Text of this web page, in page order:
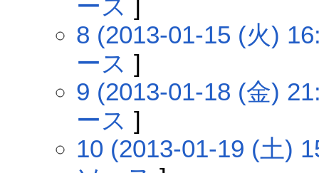
ース ]
8 (2013-01-15 (火)
ース ]
9 (2013-01-18 (金)
ース ]
10 (2013-01-19 (土)